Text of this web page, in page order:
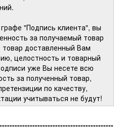
"Подпись клиента", вы
за получаемый товар
доставленный Вам
целостность и товарный
уже Вы несете всю
за полученный товар,
по качеству,
учитываться не будут!